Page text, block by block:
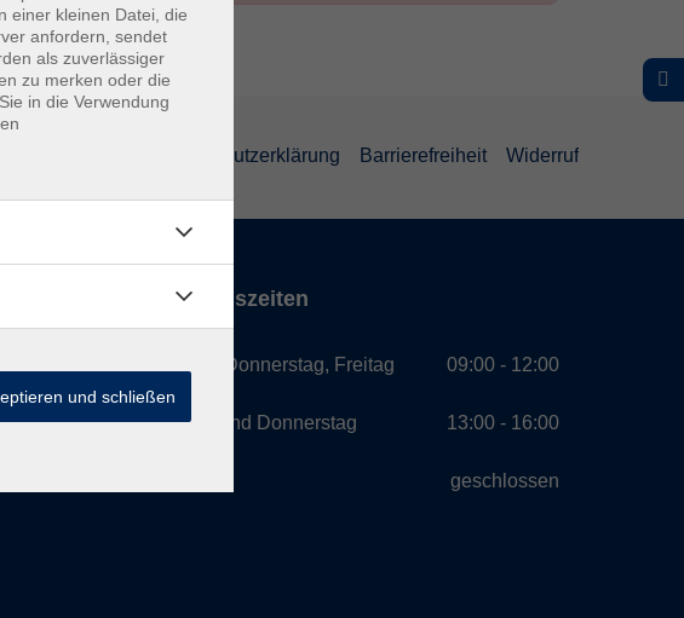
Datenschutzerklärung Barrierefreiheit Widerruf
Öffnungszeiten
Montag, Donnerstag, Freitag
Montag und Donnerstag
09:00 - 12:00
13:00 - 16:00
geschlossen
einer kleinen Datei, die
anfordern, sendet
als zuverlässiger
zu merken oder die
in die Verwendung
und schließen